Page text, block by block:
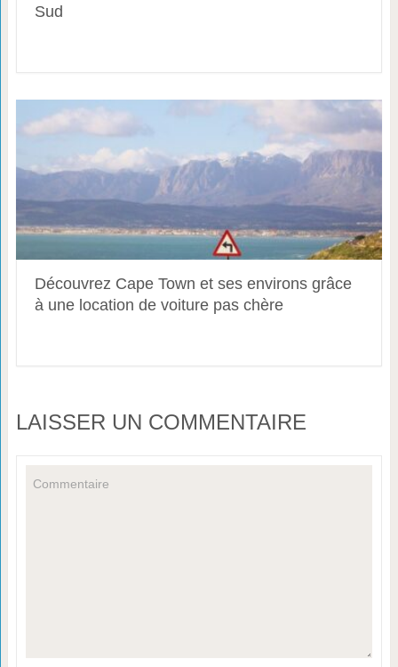
Sud
Découvrez Cape Town et ses environs grâce
à une location de voiture pas chère
LAISSER UN COMMENTAIRE